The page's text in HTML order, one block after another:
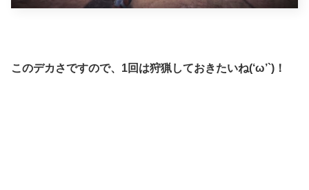
このデカさですので、1回は狩猟しておきたいね(‘ω’`)！